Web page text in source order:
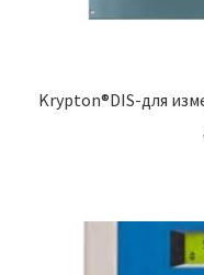
Krypton®DIS-для